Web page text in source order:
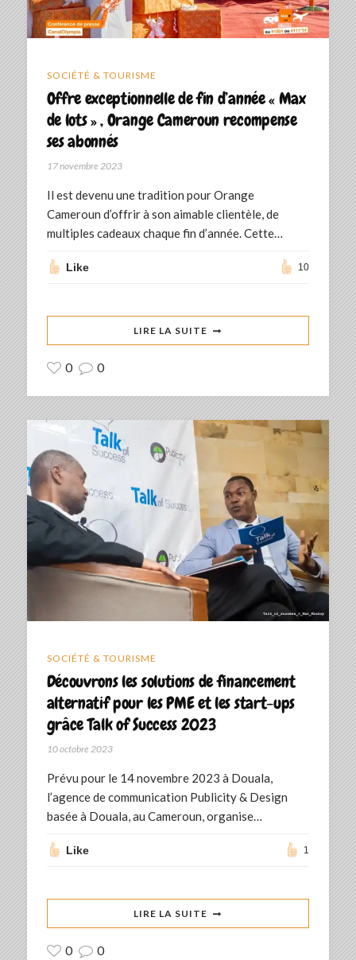
SOCIÉTÉ & TOURISME
Offre exceptionnelle de fin d’année « Max
de lots » , Orange Cameroun recompense
ses abonnés
17 novembre 2023
Il est devenu une tradition pour Orange
Cameroun d’offrir à son aimable clientèle, de
multiples cadeaux chaque fin d’année. Cette…
Like 10
LIRE LA SUITE
0 0
SOCIÉTÉ & TOURISME
Découvrons les solutions de financement
alternatif pour les PME et les start-ups
grâce Talk of Success 2023
10 octobre 2023
Prévu pour le 14 novembre 2023 à Douala,
l’agence de communication Publicity & Design
basée à Douala, au Cameroun, organise…
Like 1
LIRE LA SUITE
0 0